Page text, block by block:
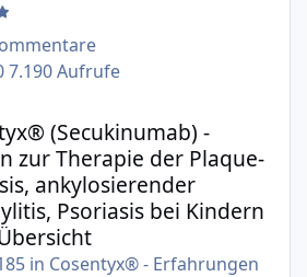
7.190 Aufrufe
(Secukinumab) -
zur Therapie der Plaque-
ankylosierender
Psoriasis bei Kindern
in Cosentyx® - Erfahrungen